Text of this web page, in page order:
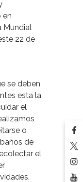
en
Mundial
22 de
se deben
esta la
el
o
de
el